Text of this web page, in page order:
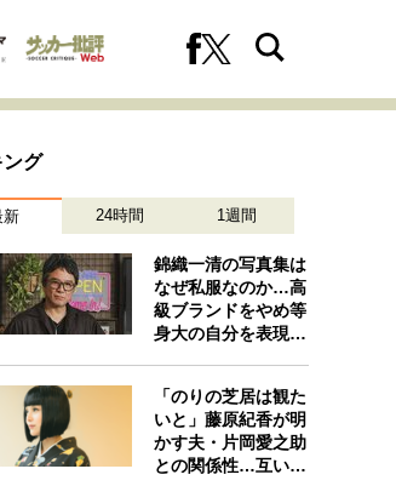
ェッショナルの矜持
アを拓く
ング
新 24時間 1週間
錦織一清の写真集は
なぜ私服なのか…高
級ブランドをやめ等
身大の自分を表現…
「のりの芝居は観た
いと」藤原紀香が明
かす夫・片岡愛之助
との関係性…互い…